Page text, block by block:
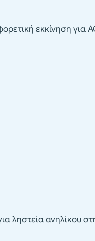
εκκίνηση για
ληστεία ανηλίκου